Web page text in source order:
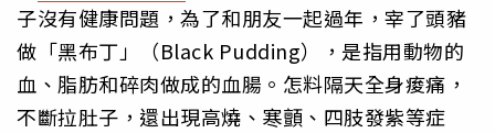
子沒有健康問題，為了和朋友一起過年，宰了頭豬
做「黑布丁」（Black Pudding），是指用動物的
血、脂肪和碎肉做成的血腸。怎料隔天全身痠痛，
不斷拉肚子，還出現高燒、寒顫、四肢發紫等症